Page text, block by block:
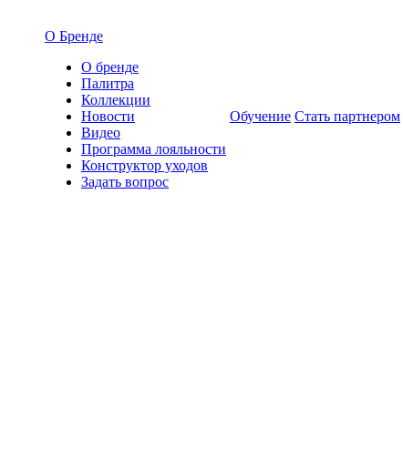
О Бренде
О бренде
Палитра
Коллекции
Новости
Видео
Программа лояльности
Конструктор уходов
Задать вопрос
Обучение Стать партнером